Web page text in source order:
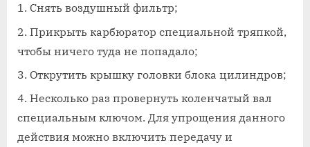
Снять воздушный фильтр;
Прикрыть карбюратор специальной тряпкой,
чтобы ничего туда не попадало;
Открутить крышку головки блока цилиндров;
Несколько раз провернуть коленчатый вал
специальным ключом. Для упрощения данного
действия можно включить передачу и